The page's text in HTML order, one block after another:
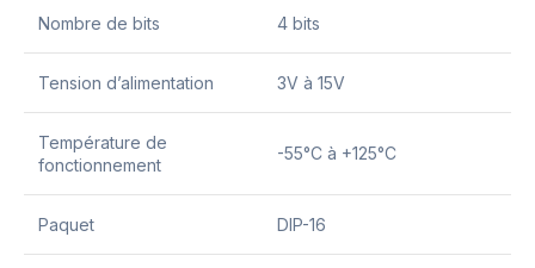
Nombre de bits 4 bits
Tension d’alimentation 3V à 15V
Température de
fonctionnement
-55°C à +125°C
Paquet DIP-16